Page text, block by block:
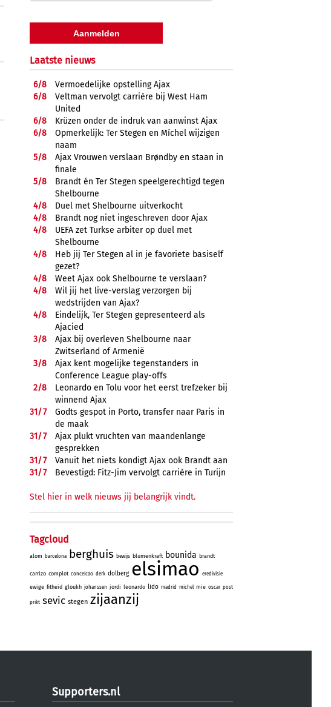
Laatste nieuws
6/8
Vermoedelijke opstelling Ajax
6/8
Veltman vervolgt carrière bij West Ham
United
6/8
Krüzen onder de indruk van aanwinst Ajax
6/8
Opmerkelijk: Ter Stegen en Míchel wijzigen
naam
5/8
Ajax Vrouwen verslaan Brøndby en staan in
finale
5/8
Brandt én Ter Stegen speelgerechtigd tegen
Shelbourne
4/8
Duel met Shelbourne uitverkocht
4/8
Brandt nog niet ingeschreven door Ajax
4/8
UEFA zet Turkse arbiter op duel met
Shelbourne
4/8
Heb jij Ter Stegen al in je favoriete basiself
gezet?
4/8
Weet Ajax ook Shelbourne te verslaan?
4/8
Wil jij het live-verslag verzorgen bij
wedstrijden van Ajax?
4/8
Eindelijk, Ter Stegen gepresenteerd als
Ajacied
3/8
Ajax bij overleven Shelbourne naar
Zwitserland of Armenië
3/8
Ajax kent mogelijke tegenstanders in
Conference League play-offs
2/8
Leonardo en Tolu voor het eerst trefzeker bij
winnend Ajax
31/7
Godts gespot in Porto, transfer naar Paris in
de maak
31/7
Ajax plukt vruchten van maandenlange
gesprekken
31/7
Vanuit het niets kondigt Ajax ook Brandt aan
31/7 Bevestigd: Fitz-Jim vervolgt carrière in Turijn
Stel hier in welk nieuws jij belangrijk vindt.
Tagcloud
alom barcelona berghuis bewijs blumenkraft bounida brandt
carrizo complot conceicao derk dolberg elsimao eredivisie
ewige fitheid gloukh johanssen jordi leonardo lido madrid michel mie oscar post
prikt sevic stegen zijaanzij
Supporters.nl